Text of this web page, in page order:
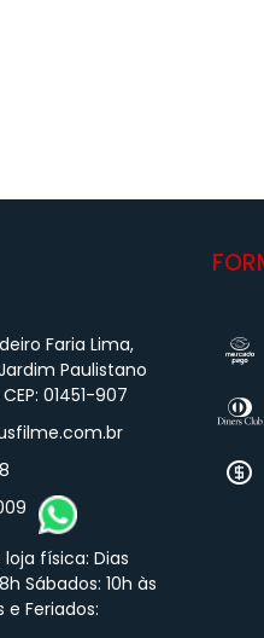
Faria Lima,
Paulistano
01451-907
física: Dias
Sábados: 10h às
e Feriados: